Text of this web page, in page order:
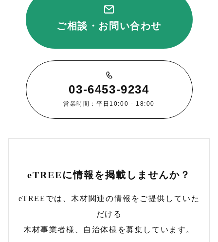
ご相談・お問い合わせ
03-6453-9234
営業時間：平日10:00 - 18:00
eTREEに情報を掲載しませんか？
eTREEでは、木材関連の情報をご提供していた
だける
木材事業者様、自治体様を募集しています。